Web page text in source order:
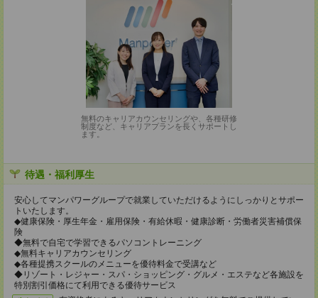
無料のキャリアカウンセリングや、各種研修
制度など、キャリアプランを長くサポートし
ます。
待遇・福利厚生
安心してマンパワーグループで就業していただけるようにしっかりとサポー
トいたします。
◆健康保険・厚生年金・雇用保険・有給休暇・健康診断・労働者災害補償保
険
◆無料で自宅で学習できるパソコントレーニング
◆無料キャリアカウンセリング
◆各種提携スクールのメニューを優待料金で受講など
◆リゾート・レジャー・スパ・ショッピング・グルメ・エステなど各施設を
特別割引価格にて利用できる優待サービス